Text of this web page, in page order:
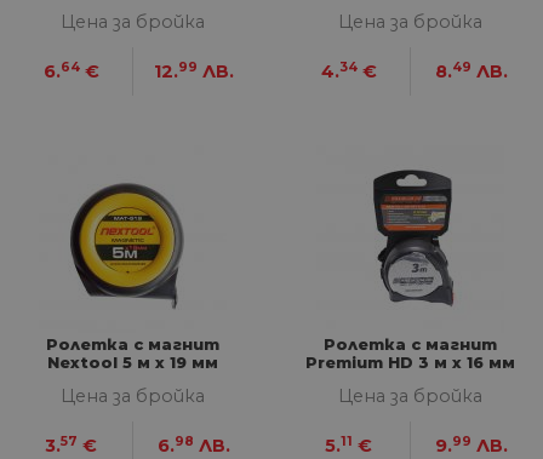
Цена за бройка
6.64 € 12.99 ЛВ.
Цена за бройка
4.34 € 8.49 ЛВ.
Ролетка с магнит
Nextool 5 м x 19 мм
Цена за бройка
3.57 € 6.98 ЛВ.
Ролетка с магнит
Premium HD 3 м х 16 мм
Цена за бройка
5.11 € 9.99 ЛВ.